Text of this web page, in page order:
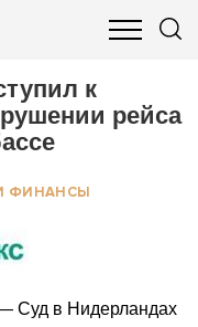
БИЗНЕС И ФИНАНСЫ
к
рейса
ФИНАНСЫ
Суд в Нидерландах